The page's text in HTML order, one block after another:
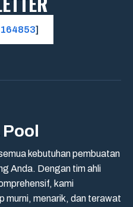
]
kebutuhan pembuatan
Anda. Dengan tim ahli
kami
murni, menarik, dan terawat